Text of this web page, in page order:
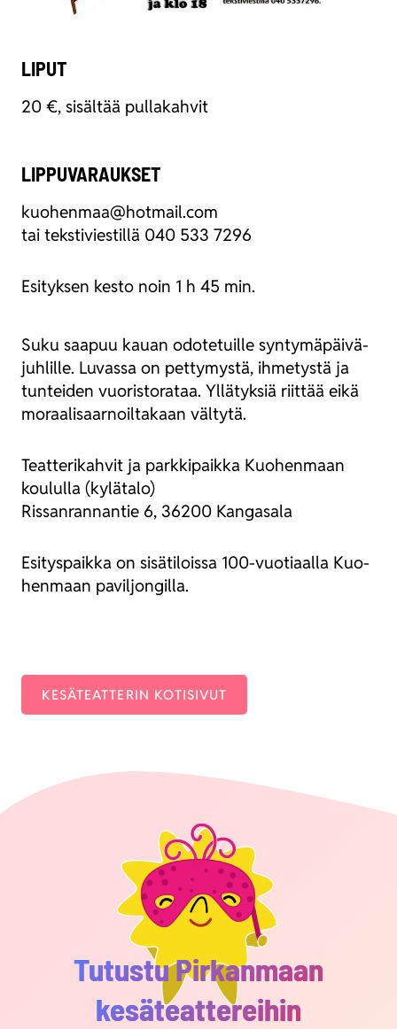
LIPUT
20 €, sisäl­tää pul­la­kah­vit
LIPPUVARAUKSET
kuohenmaa@hotmail.com
tai teks­ti­vies­til­lä 040 533 7296
Esi­tyk­sen kes­to noin 1 h 45 min.
Suku saa­puu kau­an odo­te­tuil­le syn­ty­mä­päi­vä­
juh­lil­le. Luvas­sa on pet­ty­mys­tä, ihme­tys­tä ja
tun­tei­den vuo­ris­to­ra­taa. Yllä­tyk­siä riit­tää eikä
moraa­li­saar­noil­ta­kaan väl­ty­tä.
Teat­te­ri­kah­vit ja park­ki­paik­ka Kuo­hen­maan
kou­lul­la (kylä­ta­lo)
Ris­san­ran­nan­tie 6, 36200 Kan­ga­sa­la
Esi­tys­paik­ka on sisä­ti­lois­sa 100-vuo­ti­aal­la Kuo­
hen­maan pavil­jon­gil­la.
KESÄ­TEAT­TE­RIN KOTI­SI­VUT
Tutustu Pirkanmaan
kesäteattereihin